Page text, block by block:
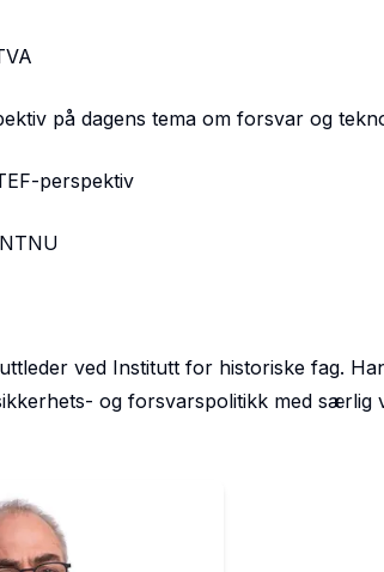
på dagens tema om forsvar og
perspektiv
ved Institutt for historiske fag.
og forsvarspolitikk med særlig